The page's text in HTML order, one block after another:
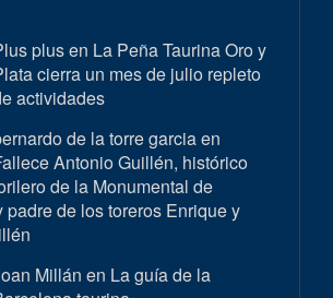
plus en La Peña Taurina Oro y
cierra un mes de julio repleto
actividades
de la torre garcia en
Antonio Guillén, histórico
de la Monumental de
padre de los toreros Enrique y
Millán en La guía de la